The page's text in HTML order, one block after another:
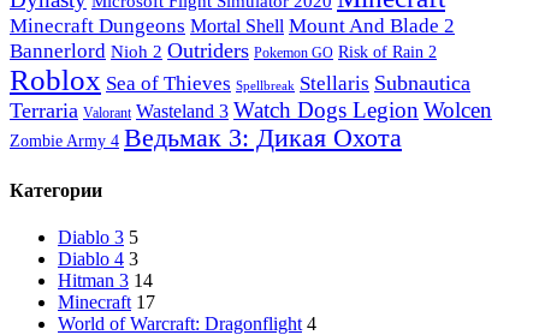
Minecraft Dungeons Mortal Shell Mount And Blade 2
Bannerlord Nioh 2 Outriders Pokemon GO Risk of Rain 2
Roblox Sea of ​​Thieves Spellbreak Stellaris Subnautica
Terraria Valorant Wasteland 3 Watch Dogs LegionWolcen
Zombie Army 4 Ведьмак 3: Дикая Охота
Категории
Diablo 3 5
Diablo 4 3
Hitman 3 14
Minecraft 17
World of Warcraft: Dragonflight 4